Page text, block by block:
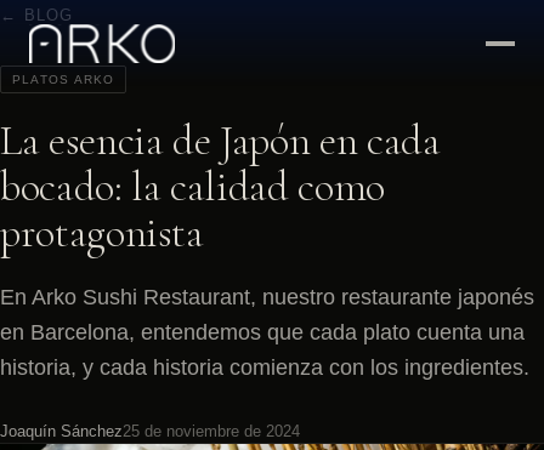
← BLOG
PLATOS ARKO
La esencia de Japón en cada
bocado: la calidad como
protagonista
En Arko Sushi Restaurant, nuestro restaurante japonés
en Barcelona, entendemos que cada plato cuenta una
historia, y cada historia comienza con los ingredientes.
Joaquín Sánchez25 de noviembre de 2024